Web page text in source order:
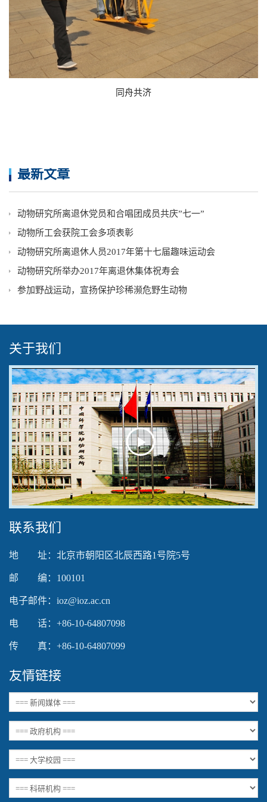
同舟共济
最新文章
动物研究所离退休党员和合唱团成员共庆”七一”
动物所工会获院工会多项表彰
动物研究所离退休人员2017年第十七届趣味运动会
动物研究所举办2017年离退休集体祝寿会
参加野战运动，宣扬保护珍稀濒危野生动物
关于我们
Play
Video
联系我们
地 址：北京市朝阳区北辰西路1号院5号
邮 编：100101
电子邮件：ioz@ioz.ac.cn
电 话：+86-10-64807098
传 真：+86-10-64807099
友情链接